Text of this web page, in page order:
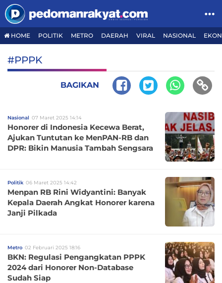
HOME POLITIK METRO DAERAH VIRAL NASIONAL
#PPPK
BAGIKAN
Nasional 07 Maret 2025 14:14
Honorer di Indonesia Kecewa Berat,
Ajukan Tuntutan ke MenPAN-RB dan
DPR: Bikin Manusia Tambah Sengsara
Politik 06 Maret 2025 14:42
Menpan RB Rini Widyantini: Banyak
Kepala Daerah Angkat Honorer karena
Janji Pilkada
Metro 02 Februari 2025 18:16
BKN: Regulasi Pengangkatan PPPK
2024 dari Honorer Non-Database
Sudah Siap